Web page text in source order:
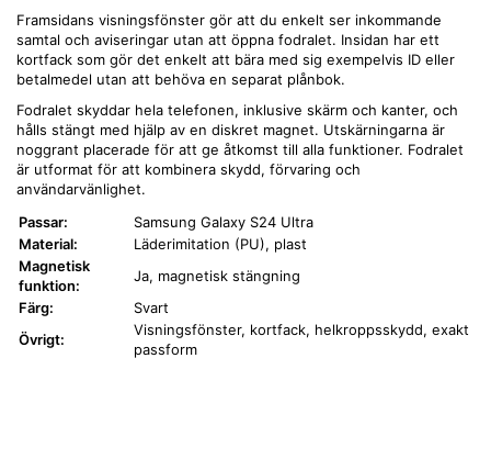
Framsidans visningsfönster gör att du enkelt ser inkommande
samtal och aviseringar utan att öppna fodralet. Insidan har ett
kortfack som gör det enkelt att bära med sig exempelvis ID eller
betalmedel utan att behöva en separat plånbok.
Fodralet skyddar hela telefonen, inklusive skärm och kanter, och
hålls stängt med hjälp av en diskret magnet. Utskärningarna är
noggrant placerade för att ge åtkomst till alla funktioner. Fodralet
är utformat för att kombinera skydd, förvaring och
användarvänlighet.
Passar:
Samsung Galaxy S24 Ultra
Material:
Läderimitation (PU), plast
Magnetisk
funktion:
Ja, magnetisk stängning
Färg:
Svart
Övrigt:
Visningsfönster, kortfack, helkroppsskydd, exakt
passform